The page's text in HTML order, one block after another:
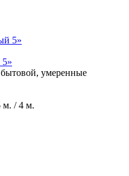
умеренные
м. / 4 м.